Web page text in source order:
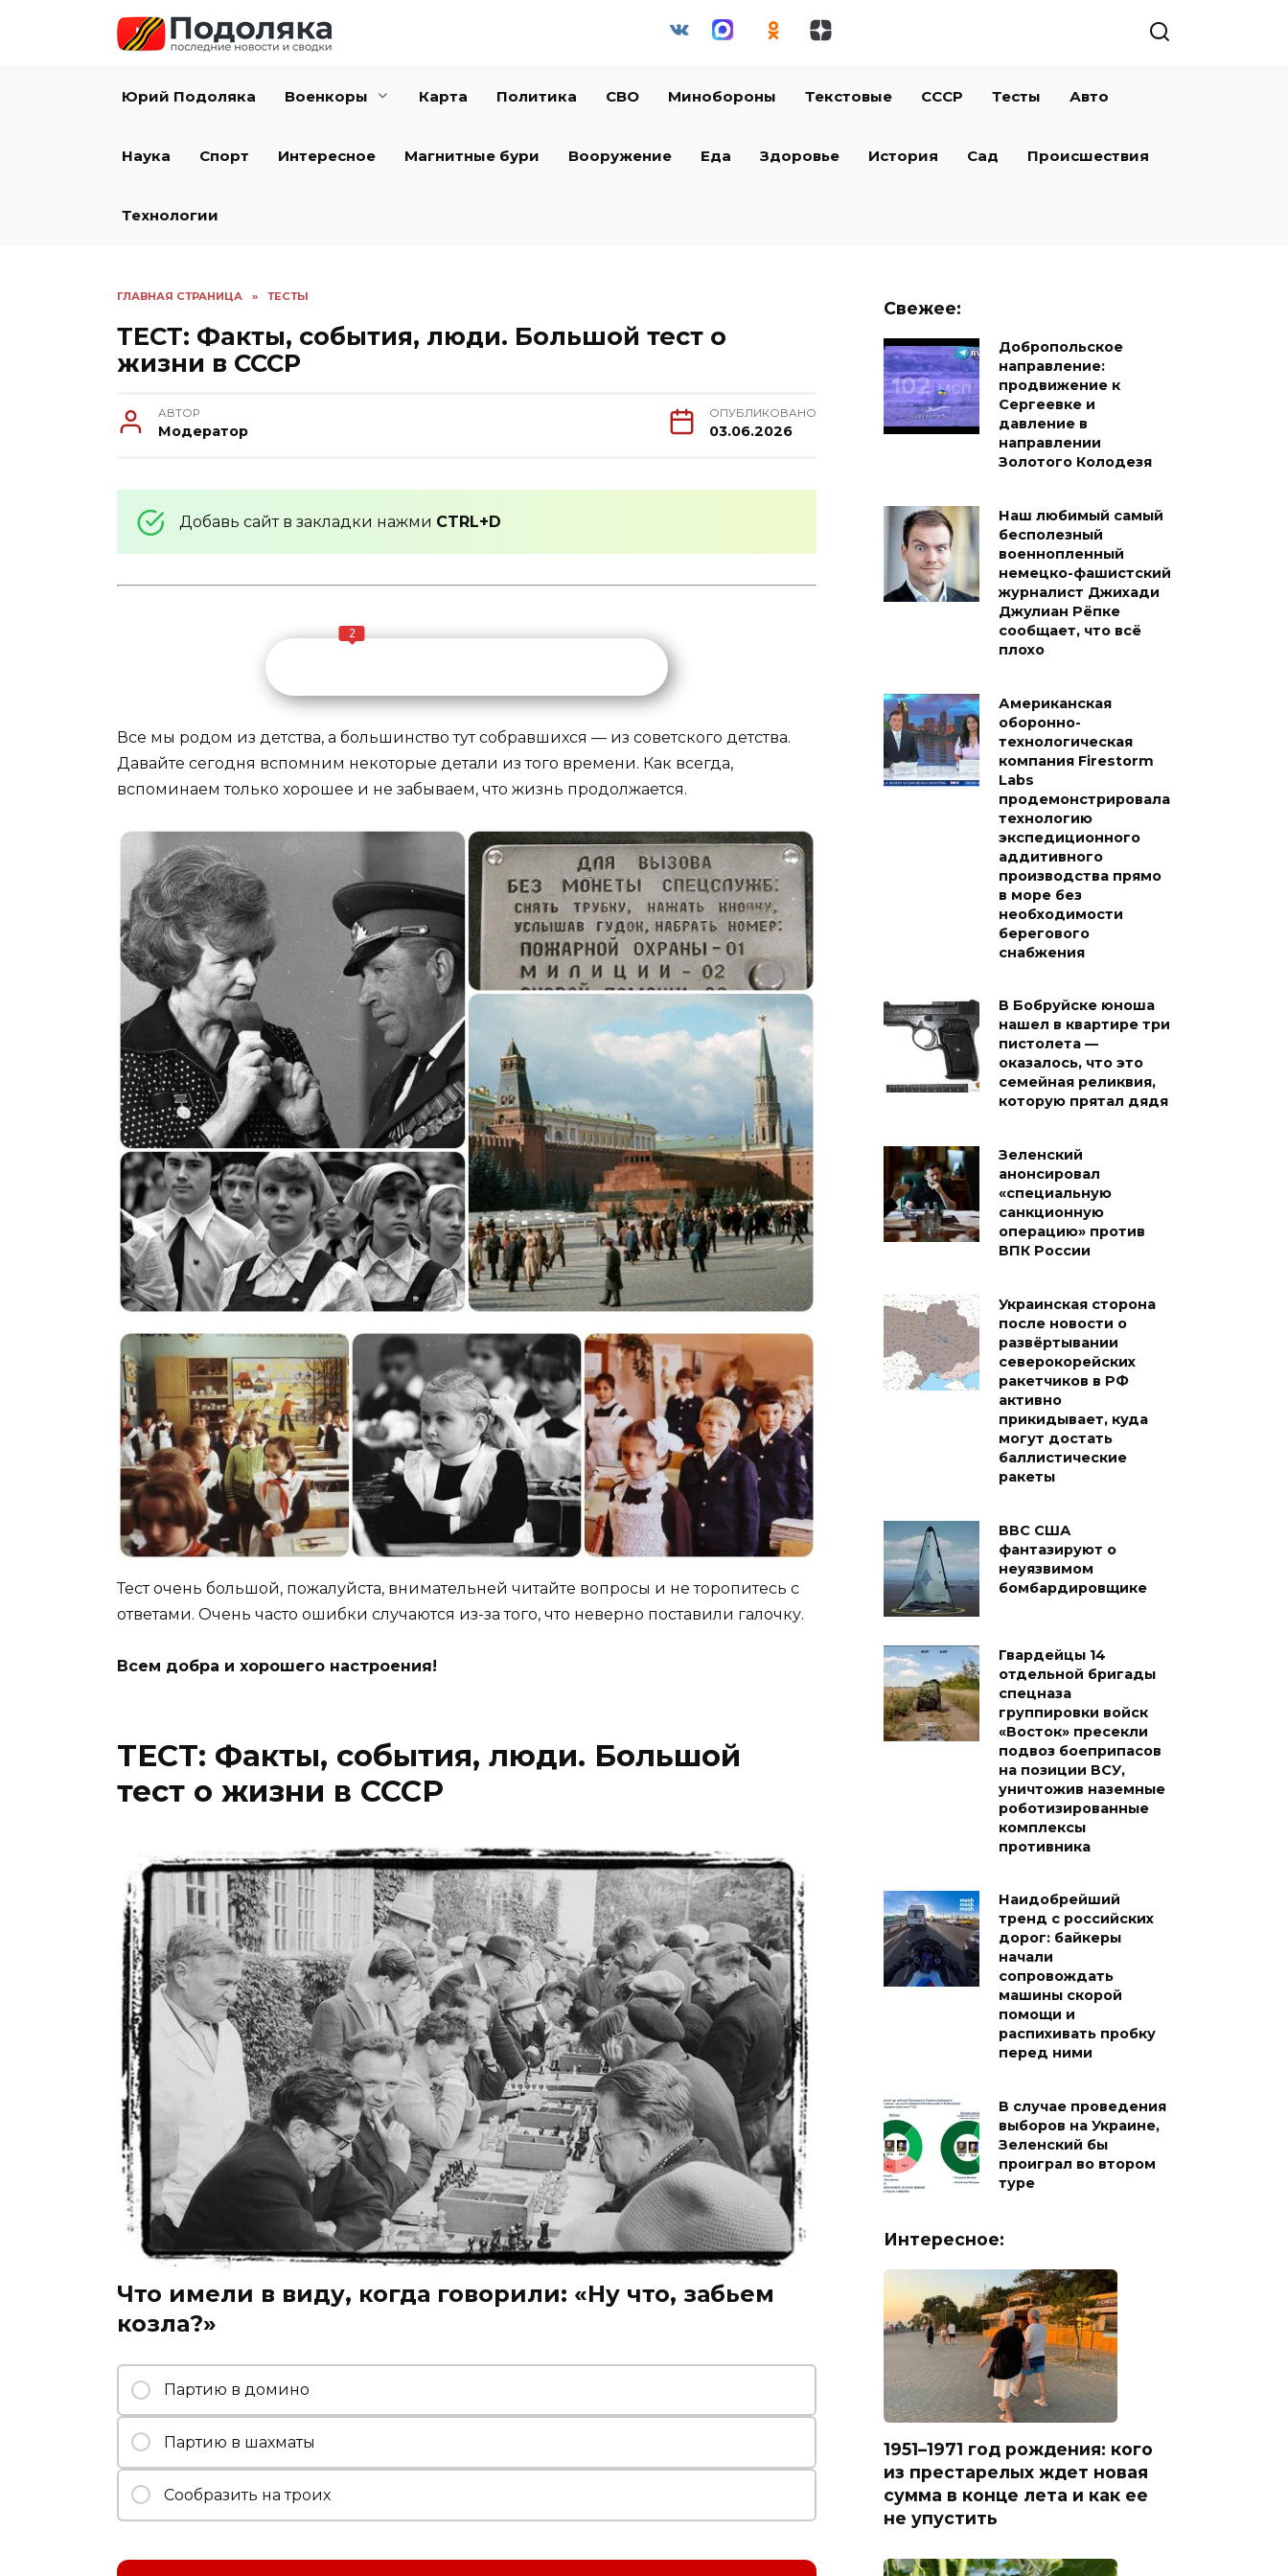
Юрий Подоляка Военкоры Карта Политика СВО Минобороны Текстовые СССР Тесты Авто
Наука Спорт Интересное Магнитные бури Вооружение Еда Здоровье История Сад Происшествия
Технологии
ГЛАВНАЯ СТРАНИЦА » ТЕСТЫ
ТЕСТ: Факты, события, люди. Большой тест о
жизни в СССР
АВТОР
Модератор
ОПУБЛИКОВАНО
03.06.2026
Добавь сайт в закладки нажми CTRL+D
2
Все мы родом из детства, а большинство тут собравшихся — из советского детства.
Давайте сегодня вспомним некоторые детали из того времени. Как всегда,
вспоминаем только хорошее и не забываем, что жизнь продолжается.
Тест очень большой, пожалуйста, внимательней читайте вопросы и не торопитесь с
ответами. Очень часто ошибки случаются из-за того, что неверно поставили галочку.
Всем добра и хорошего настроения!
ТЕСТ: Факты, события, люди. Большой
тест о жизни в СССР
Что имели в виду, когда говорили: «Ну что, забьем
козла?»
Партию в домино
Партию в шахматы
Сообразить на троих
Свежее:
Добропольское
направление:
продвижение к
Сергеевке и
давление в
направлении
Золотого Колодезя
Наш любимый самый
бесполезный
военнопленный
немецко-фашистский
журналист Джихади
Джулиан Рёпке
сообщает, что всё
плохо
Американская
оборонно-
технологическая
компания Firestorm
Labs
продемонстрировала
технологию
экспедиционного
аддитивного
производства прямо
в море без
необходимости
берегового
снабжения
В Бобруйске юноша
нашел в квартире три
пистолета —
оказалось, что это
семейная реликвия,
которую прятал дядя
Зеленский
анонсировал
«специальную
санкционную
операцию» против
ВПК России
Украинская сторона
после новости о
развёртывании
северокорейских
ракетчиков в РФ
активно
прикидывает, куда
могут достать
баллистические
ракеты
ВВС США
фантазируют о
неуязвимом
бомбардировщике
Гвардейцы 14
отдельной бригады
спецназа
группировки войск
«Восток» пресекли
подвоз боеприпасов
на позиции ВСУ,
уничтожив наземные
роботизированные
комплексы
противника
Наидобрейший
тренд с российских
дорог: байкеры
начали
сопровождать
машины скорой
помощи и
распихивать пробку
перед ними
В случае проведения
выборов на Украине,
Зеленский бы
проиграл во втором
туре
Интересное:
1951–1971 год рождения: кого
из престарелых ждет новая
сумма в конце лета и как ее
не упустить